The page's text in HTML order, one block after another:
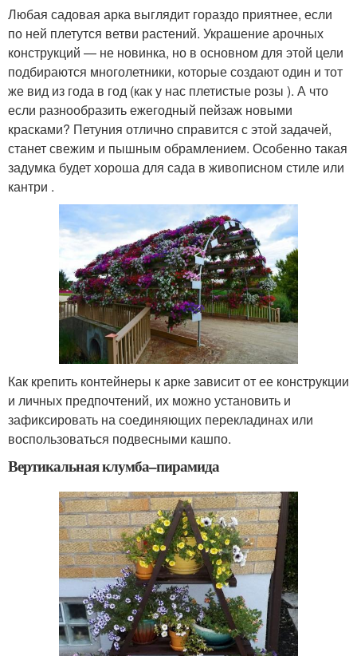
Любая садовая арка выглядит гораздо приятнее, если
по ней плетутся ветви растений. Украшение арочных
конструкций — не новинка, но в основном для этой цели
подбираются многолетники, которые создают один и тот
же вид из года в год (как у нас плетистые розы ). А что
если разнообразить ежегодный пейзаж новыми
красками? Петуния отлично справится с этой задачей,
станет свежим и пышным обрамлением. Особенно такая
задумка будет хороша для сада в живописном стиле или
кантри .
Как крепить контейнеры к арке зависит от ее конструкции
и личных предпочтений, их можно установить и
зафиксировать на соединяющих перекладинах или
воспользоваться подвесными кашпо.
Вертикальная клумба–пирамида